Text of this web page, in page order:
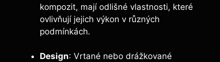
kompozit, mají odlišné vlastnosti, které
ovlivňují jejich výkon v různých
podmínkách.
Design: Vrtané nebo drážkované